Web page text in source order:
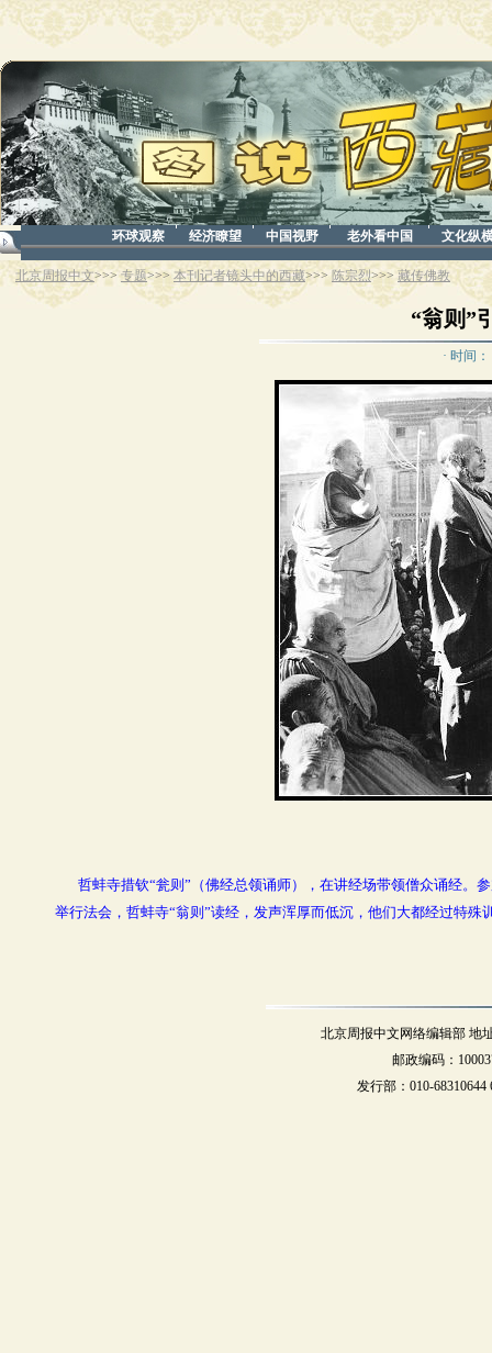
文化纵
老外看中国
中国视野
经济瞭望
环球观察
北京周报中文>>> 专题>>>本刊记者镜头中的西藏>>> 陈宗烈>>> 藏传佛教
“翁则”
· 时间
哲蚌寺措钦“瓮则”（佛经总领诵师），在讲经场带领僧众诵经。
举行法会，哲蚌寺“翁则”读经，发声浑厚而低沉，他们大都经过特
北京周报中文网络编辑部 地
邮政编码：
发行部：010-68310644